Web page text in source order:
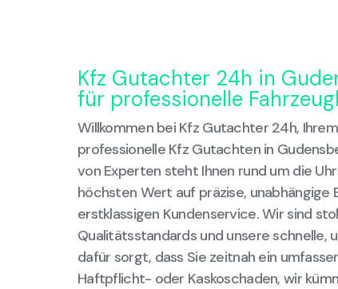
Kfz Gutachter 24h in
für professionelle
Willkommen bei Kfz Gutachter 24h,
professionelle Kfz Gutachten in
von Experten steht Ihnen rund um die
höchsten Wert auf präzise, unabhängige
erstklassigen Kundenservice. Wir sind
Qualitätsstandards und unsere schnelle,
dafür sorgt, dass Sie zeitnah ein
Haftpflicht- oder Kaskoschaden, wir